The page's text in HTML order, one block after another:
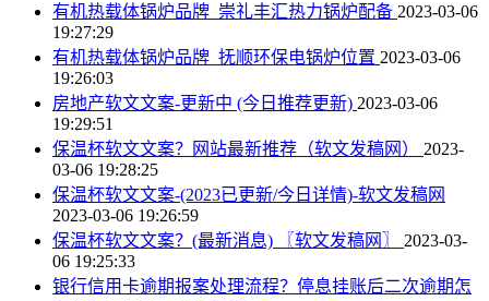
有机热载体锅炉品牌_崇礼丰汇热力锅炉配备 2023-03-06
19:27:29
有机热载体锅炉品牌_抚顺环保电锅炉位置 2023-03-06
19:26:03
房地产软文文案-更新中 (今日推荐更新) 2023-03-06
19:29:51
保温杯软文文案？网站最新推荐（软文发稿网） 2023-
03-06 19:28:25
保温杯软文文案-(2023已更新/今日详情)-软文发稿网
2023-03-06 19:26:59
保温杯软文文案？(最新消息) 〖软文发稿网〗 2023-03-
06 19:25:33
银行信用卡逾期报案处理流程？停息挂账后二次逾期怎